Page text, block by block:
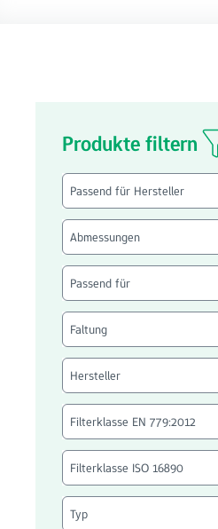
Produkte filtern
Passend für Hersteller
Abmessungen
Passend für
Faltung
Hersteller
Filterklasse EN 779:2012
Filterklasse ISO 16890
Typ